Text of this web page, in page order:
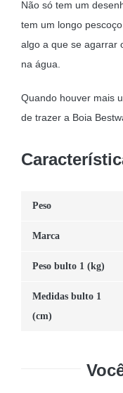
Não só tem um
tem um longo
algo a que se agarrar
na água.
Quando houver mais
de trazer a Boia
Peso
Marca
Peso bulto 1 (kg)
Medidas bulto 1
(cm)